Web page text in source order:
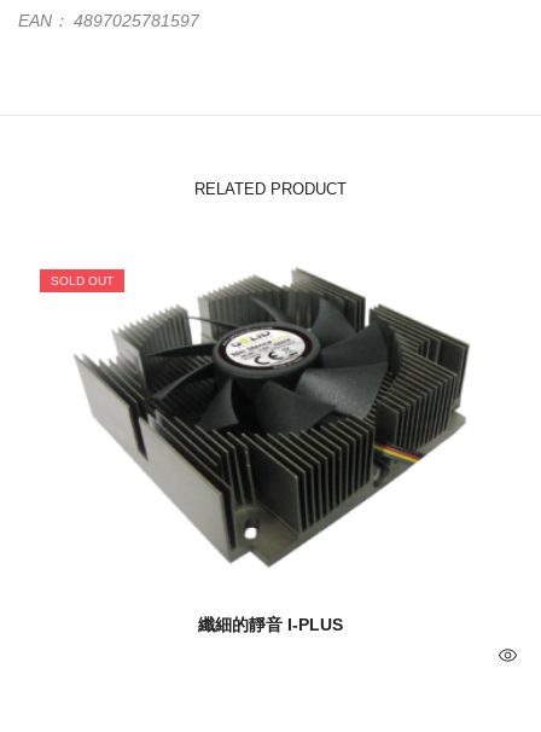
EAN： 4897025781597
RELATED PRODUCT
SOLD OUT
纖細的靜音 I-PLUS